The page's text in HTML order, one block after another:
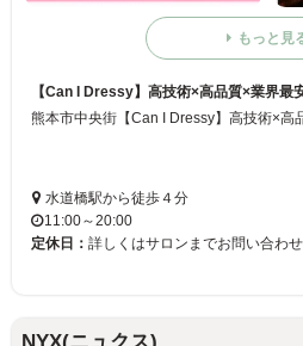
もっと見
【Can I Dressy】高技術×高品質×業界最
水道橋駅から徒歩４分
11:00～20:00
定休日： 詳しくはサロンまでお問い合わ